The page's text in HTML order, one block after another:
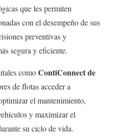
que les permiten
con el desempeño de sus
preventivas y
segura y eficiente.
comoContiConnect de
de flotas acceder a
el mantenimiento,
y maximizar el
su ciclo de vida.